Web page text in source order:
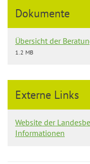
Dokumente
Übersicht der
1.2 MB
Externe Links
Website der
Informationen